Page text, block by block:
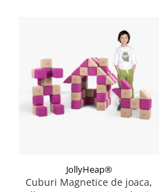
JollyHeap®
Cuburi Magnetice de joaca,